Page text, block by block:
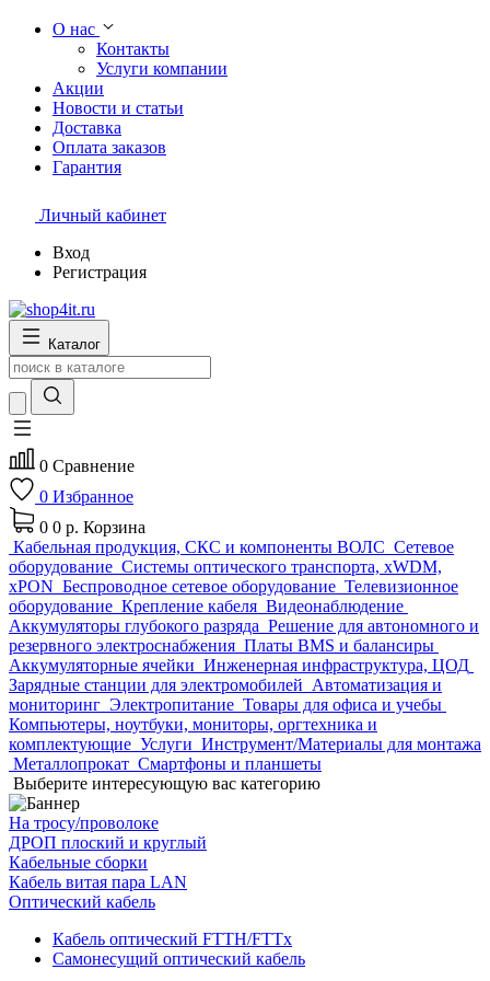
О нас
Контакты
Услуги компании
Акции
Новости и статьи
Доставка
Оплата заказов
Гарантия
Личный кабинет
Вход
Регистрация
Каталог
0 Сравнение
0 Избранное
0 0 р. Корзина
Кабельная продукция, СКС и компоненты ВОЛС Сетевое
оборудование Системы оптического транспорта, xWDM,
xPON Беспроводное сетевое оборудование Телевизионное
оборудование Крепление кабеля Видеонаблюдение
Аккумуляторы глубокого разряда Решение для автономного и
резервного электроснабжения Платы BMS и балансиры
Аккумуляторные ячейки Инженерная инфраструктура, ЦОД
Зарядные станции для электромобилей Автоматизация и
мониторинг Электропитание Товары для офиса и учебы
Компьютеры, ноутбуки, мониторы, оргтехника и
комплектующие Услуги Инструмент/Материалы для монтажа
Металлопрокат Смартфоны и планшеты
Выберите интересующую вас категорию
На тросу/проволоке
ДРОП плоский и круглый
Кабельные сборки
Кабель витая пара LAN
Оптический кабель
Кабель оптический FTTH/FTTx
Самонесущий оптический кабель